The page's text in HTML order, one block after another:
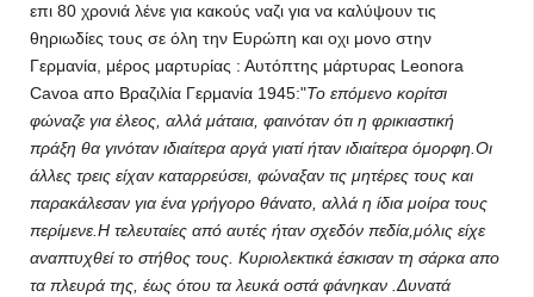
επι 80 χρονιά λένε για κακούς ναζι για να καλύψουν τις
θηριωδίες τους σε όλη την Ευρώπη και οχι μονο στην
Γερμανία, μέρος μαρτυρίας : Αυτόπτης μάρτυρας Leonora
Cavoa απο Βραζιλία Γερμανία 1945:"Το επόμενο κορίτσι
φώναζε για έλεος, αλλά μάταια, φαινόταν ότι η φρικιαστική
πράξη θα γινόταν ιδιαίτερα αργά γιατί ήταν ιδιαίτερα όμορφη.Οι
άλλες τρεις είχαν καταρρεύσει, φώναξαν τις μητέρες τους και
παρακάλεσαν για ένα γρήγορο θάνατο, αλλά η ίδια μοίρα τους
περίμενε.Η τελευταίες από αυτές ήταν σχεδόν πεδία,μόλις είχε
αναπτυχθεί το στήθος τους. Κυριολεκτικά έσκισαν τη σάρκα απο
τα πλευρά της, έως ότου τα λευκά οστά φάνηκαν .Δυνατά